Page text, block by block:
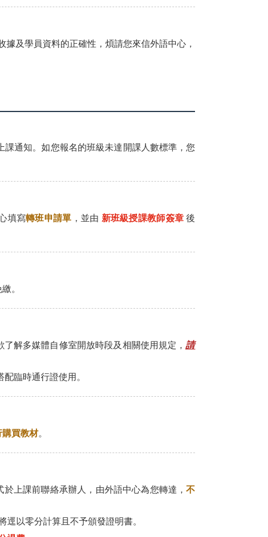
及學員資料的正確性，煩請您來信外語中心，
通知。如您報名的班級未達開課人數標準，您
填寫轉班申請單 ，並由 新班級授課教師簽章 後
。
解多媒體自修室開放時段及相關使用規定，請
臨時通行證使用。
買教材。
上課前聯絡承辦人，由外語中心為您轉達，不
以零分計算且不予頒發證明書。